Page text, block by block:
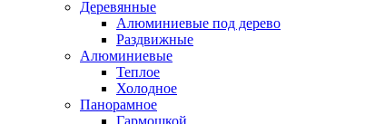
Деревянные
Алюминиевые под дерево
Раздвижные
Алюминиевые
Теплое
Холодное
Панорамное
Гармошкой